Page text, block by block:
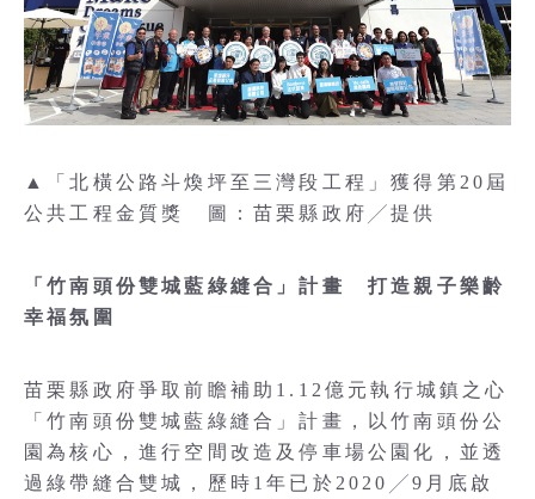
▲「北橫公路斗煥坪至三灣段工程」獲得第20屆
公共工程金質獎 圖：苗栗縣政府╱提供
「竹南頭份雙城藍綠縫合」計畫 打造親子樂齡
幸福氛圍
苗栗縣政府爭取前瞻補助1.12億元執行城鎮之心
「竹南頭份雙城藍綠縫合」計畫，以竹南頭份公
園為核心，進行空間改造及停車場公園化，並透
過綠帶縫合雙城，歷時1年已於2020╱9月底啟